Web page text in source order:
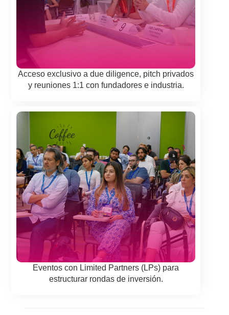
Acceso exclusivo a due diligence, pitch privados
y reuniones 1:1 con fundadores e industria.
Eventos con Limited Partners (LPs) para
estructurar rondas de inversión.